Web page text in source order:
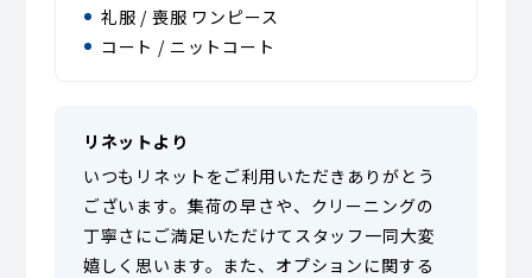
礼服 / 喪服 ワンピース
コート / ニットコート
リネットより
いつもリネットをご利用いただきありがとう
ございます。集荷の早さや、クリーニングの
丁寧さにご満足いただけてスタッフ一同大変
嬉しく思います。また、オプションに関する